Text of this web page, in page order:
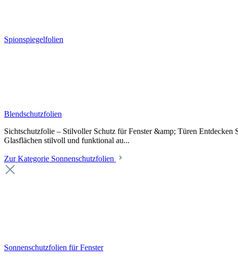
Spionspiegelfolien
Blendschutzfolien
Sichtschutzfolie – Stilvoller Schutz für Fenster &amp; Türen
Glasflächen stilvoll und funktional au...
Zur Kategorie Sonnenschutzfolien
Sonnenschutzfolien für Fenster